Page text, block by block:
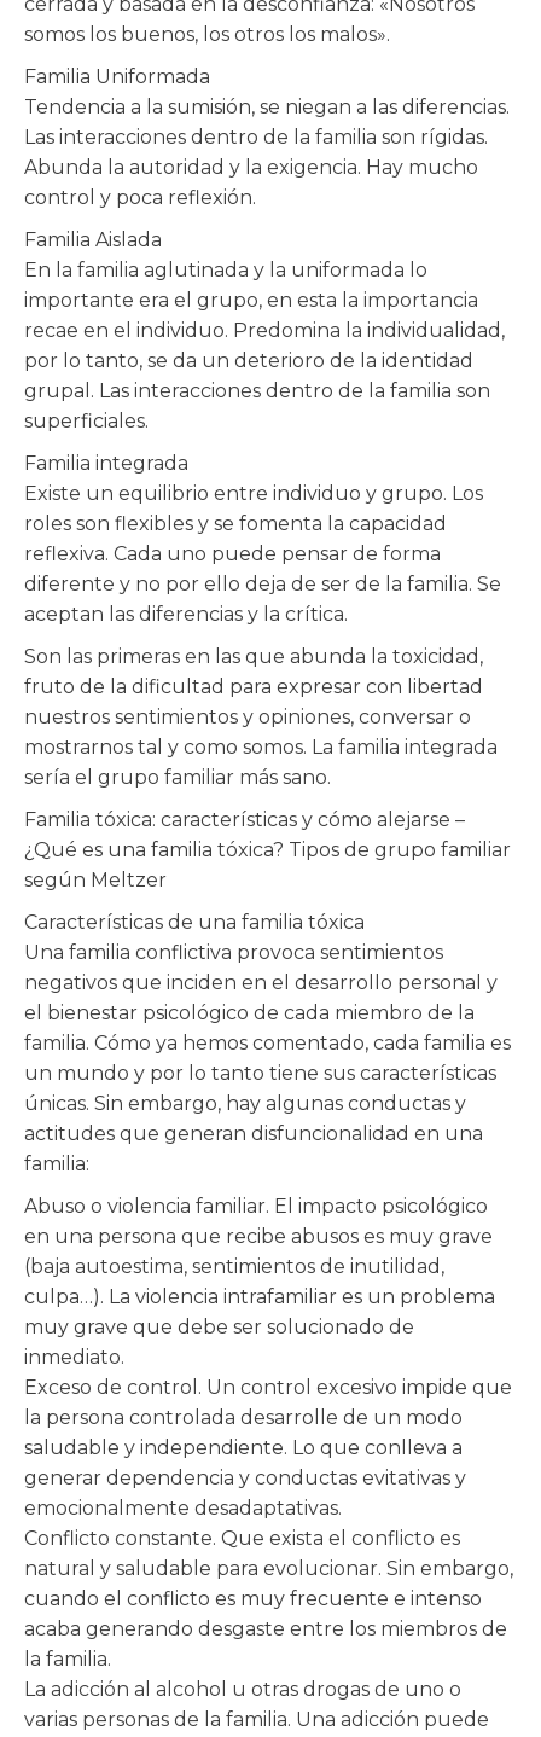
somos los buenos, los otros los malos».
Familia Uniformada
Tendencia a la sumisión, se niegan a las diferencias.
Las interacciones dentro de la familia son rígidas.
Abunda la autoridad y la exigencia. Hay mucho
control y poca reflexión.
Familia Aislada
En la familia aglutinada y la uniformada lo
importante era el grupo, en esta la importancia
recae en el individuo. Predomina la individualidad,
por lo tanto, se da un deterioro de la identidad
grupal. Las interacciones dentro de la familia son
superficiales.
Familia integrada
Existe un equilibrio entre individuo y grupo. Los
roles son flexibles y se fomenta la capacidad
reflexiva. Cada uno puede pensar de forma
diferente y no por ello deja de ser de la familia. Se
aceptan las diferencias y la crítica.
Son las primeras en las que abunda la toxicidad,
fruto de la dificultad para expresar con libertad
nuestros sentimientos y opiniones, conversar o
mostrarnos tal y como somos. La familia integrada
sería el grupo familiar más sano.
Familia tóxica: características y cómo alejarse –
¿Qué es una familia tóxica? Tipos de grupo familiar
según Meltzer
Características de una familia tóxica
Una familia conflictiva provoca sentimientos
negativos que inciden en el desarrollo personal y
el bienestar psicológico de cada miembro de la
familia. Cómo ya hemos comentado, cada familia es
un mundo y por lo tanto tiene sus características
únicas. Sin embargo, hay algunas conductas y
actitudes que generan disfuncionalidad en una
familia:
Abuso o violencia familiar. El impacto psicológico
en una persona que recibe abusos es muy grave
(baja autoestima, sentimientos de inutilidad,
culpa…). La violencia intrafamiliar es un problema
muy grave que debe ser solucionado de
inmediato.
Exceso de control. Un control excesivo impide que
la persona controlada desarrolle de un modo
saludable y independiente. Lo que conlleva a
generar dependencia y conductas evitativas y
emocionalmente desadaptativas.
Conflicto constante. Que exista el conflicto es
natural y saludable para evolucionar. Sin embargo,
cuando el conflicto es muy frecuente e intenso
acaba generando desgaste entre los miembros de
la familia.
La adicción al alcohol u otras drogas de uno o
varias personas de la familia. Una adicción puede